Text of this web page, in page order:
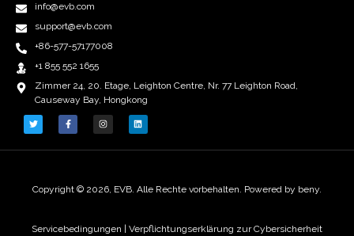
info@evb.com
support@evb.com
+86-577-57177008
+1 855 552 1655
Zimmer 24, 20. Etage, Leighton Centre, Nr. 77 Leighton Road,
Causeway Bay, Hongkong
Copyright © 2026, EVB. Alle Rechte vorbehalten. Powered by beny.
Servicebedingungen
Verpflichtungserklärung zur Cybersicherheit